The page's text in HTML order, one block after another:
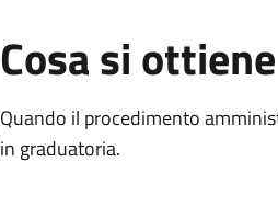
Cosa si ottiene
Quando il procedimento
in graduatoria.